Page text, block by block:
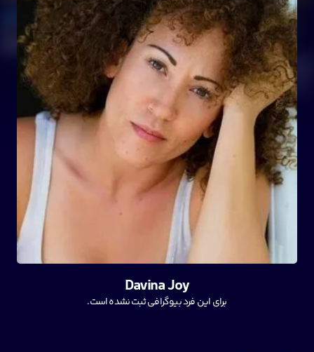
Davina Joy
برای این فرد بیوگرافی ثبت نشده است.